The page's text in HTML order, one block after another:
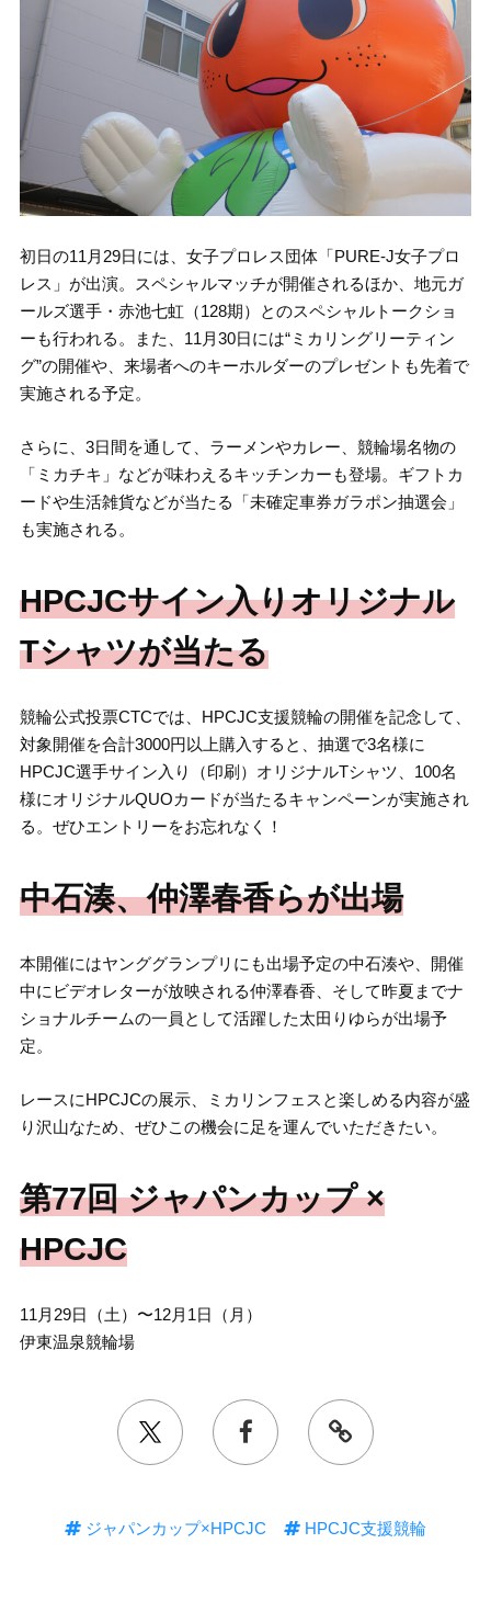
初日の11月29日には、女子プロレス団体「PURE-J女子プロ
レス」が出演。スペシャルマッチが開催されるほか、地元ガ
ールズ選手・赤池七虹（128期）とのスペシャルトークショ
ーも行われる。また、11月30日には“ミカリングリーティン
グ”の開催や、来場者へのキーホルダーのプレゼントも先着で
実施される予定。
さらに、3日間を通して、ラーメンやカレー、競輪場名物の
「ミカチキ」などが味わえるキッチンカーも登場。ギフトカ
ードや生活雑貨などが当たる「未確定車券ガラポン抽選会」
も実施される。
HPCJCサイン入りオリジナル
Tシャツが当たる
競輪公式投票CTCでは、HPCJC支援競輪の開催を記念して、
対象開催を合計3000円以上購入すると、抽選で3名様に
HPCJC選手サイン入り（印刷）オリジナルTシャツ、100名
様にオリジナルQUOカードが当たるキャンペーンが実施され
る。ぜひエントリーをお忘れなく！
中石湊、仲澤春香らが出場
本開催にはヤンググランプリにも出場予定の中石湊や、開催
中にビデオレターが放映される仲澤春香、そして昨夏までナ
ショナルチームの一員として活躍した太田りゆらが出場予
定。
レースにHPCJCの展示、ミカリンフェスと楽しめる内容が盛
り沢山なため、ぜひこの機会に足を運んでいただきたい。
第77回 ジャパンカップ ×
HPCJC
11月29日（土）〜12月1日（月）
伊東温泉競輪場
ジャパンカップ×HPCJC HPCJC支援競輪